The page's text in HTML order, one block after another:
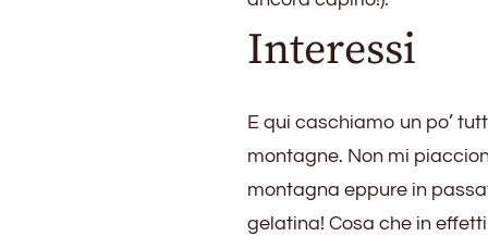
Interessi
E qui caschiamo un po’
montagne. Non mi
montagna eppure in
gelatina! Cosa che in